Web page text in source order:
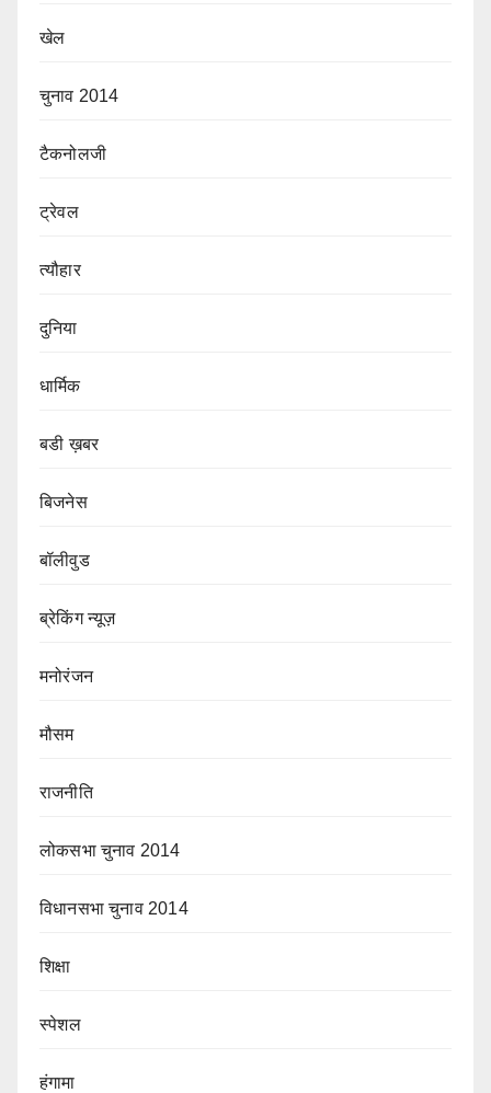
खेल
चुनाव 2014
टैकनोलजी
ट्रेवल
त्यौहार
दुनिया
धार्मिक
बडी ख़बर
बिजनेस
बॉलीवुड
ब्रेकिंग न्यूज़
मनोरंजन
मौसम
राजनीति
लोकसभा चुनाव 2014
विधानसभा चुनाव 2014
शिक्षा
स्पेशल
हंगामा